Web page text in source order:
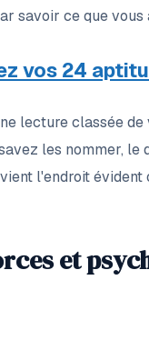
savoir ce que
vos 24
lecture classée
les nommer, le
l'endroit évident
et